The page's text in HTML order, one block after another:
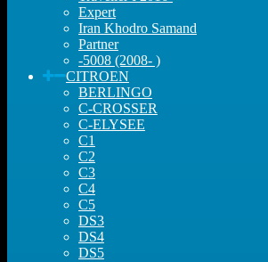
Expert
Iran Khodro Samand
Partner
-5008 (2008- )
CITROEN
BERLINGO
C-CROSSER
C-ELYSEE
C1
C2
C3
C4
C5
DS3
DS4
DS5